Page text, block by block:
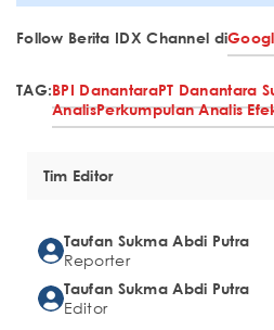
Follow Berita IDX Channel di
TAG:BPI DanantaraPT Danantara
AnalisPerkumpulan Analis
Tim Editor
Taufan Sukma Abdi Putra
Reporter
Taufan Sukma Abdi Putra
Editor